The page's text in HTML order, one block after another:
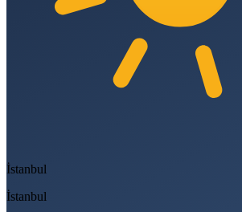
İstanbul
İstanbul